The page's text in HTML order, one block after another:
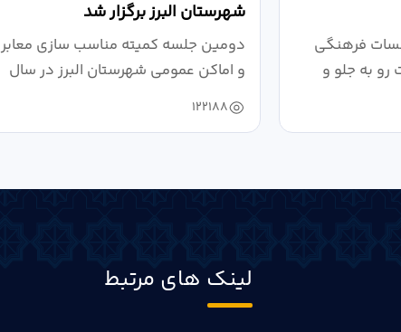
فرهنگی
به جلو و
شهرستان البرز برگزار شد
دومین جلسه کمیته مناسب سازی معابر
و اماکن عمومی شهرستان البرز در سال
۱۴۰۴ به...
122188
لینک های مرتبط